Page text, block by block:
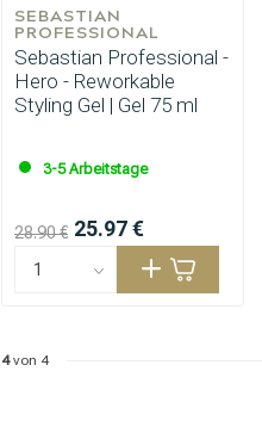
SEBASTIAN
PROFESSIONAL
Sebastian Professional -
Hero - Reworkable
Styling Gel | Gel 75 ml
3-5 Arbeitstage
28.90 € 25.97 €
4von 4